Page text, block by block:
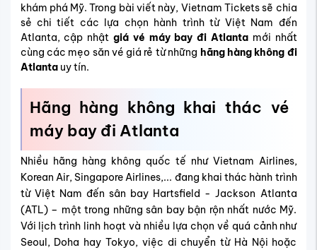
khám phá Mỹ. Trong bài viết này, Vietnam Tickets sẽ chia
sẻ chi tiết các lựa chọn hành trình từ Việt Nam đến
Atlanta, cập nhật giá vé máy bay đi Atlantamới nhất
cùng các mẹo săn vé giá rẻ từ những hãng hàng không đi
Atlantauy tín.
Hãng hàng không khai thác vé
máy bay đi Atlanta
Nhiều hãng hàng không quốc tế như Vietnam Airlines,
Korean Air, Singapore Airlines,... đang khai thác hành trình
từ Việt Nam đến sân bay Hartsfield - Jackson Atlanta
(ATL) – một trong những sân bay bận rộn nhất nước Mỹ.
Với lịch trình linh hoạt và nhiều lựa chọn về quá cảnh như
Seoul, Doha hay Tokyo, việc di chuyển từ Hà Nội hoặc